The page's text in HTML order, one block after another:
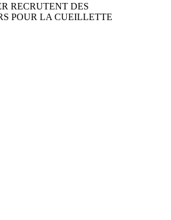
RECRUTENT DES
POUR LA CUEILLETTE